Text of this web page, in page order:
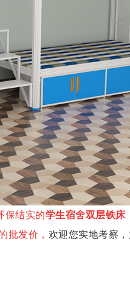
保结实的学生宿舍双层铁床
批发价， 欢迎您实地考察